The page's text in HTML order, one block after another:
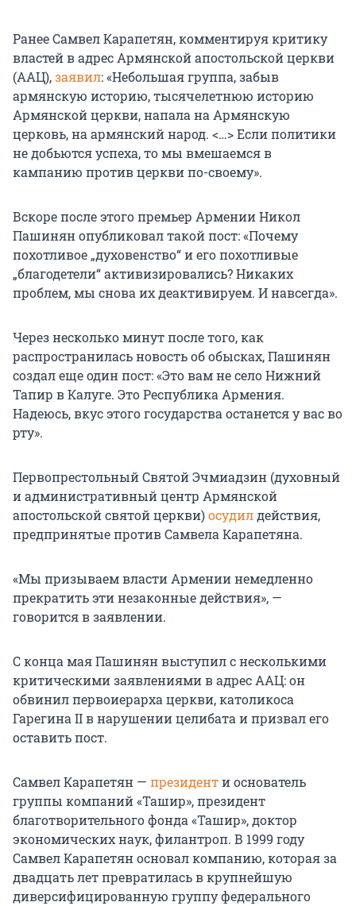
Ранее Самвел Карапетян, комментируя критику
властей в адрес Армянской апостольской церкви
(ААЦ),заявил: «Небольшая группа, забыв
армянскую историю, тысячелетнюю историю
Армянской церкви, напала на Армянскую
церковь, на армянский народ. <…> Если политики
не добьются успеха, то мы вмешаемся в
кампанию против церкви по-своему».
Вскоре после этого премьер Армении Никол
Пашинян опубликовал такой пост: «Почему
похотливое „духовенство“ и его похотливые
„благодетели“ активизировались? Никаких
проблем, мы снова их деактивируем. И навсегда».
Через несколько минут после того, как
распространилась новость об обысках, Пашинян
создал еще один пост: «Это вам не село Нижний
Тапир в Калуге. Это Республика Армения.
Надеюсь, вкус этого государства останется у вас во
рту».
Первопрестольный Святой Эчмиадзин (духовный
и административный центр Армянской
апостольской святой церкви)осудилдействия,
предпринятые против Самвела Карапетяна.
«Мы призываем власти Армении немедленно
прекратить эти незаконные действия», —
говорится в заявлении.
С конца мая Пашинян выступил с несколькими
критическими заявлениями в адрес ААЦ: он
обвинил первоиерарха церкви, католикоса
Гарегина II в нарушении целибата и призвал его
оставить пост.
Самвел Карапетян — президенти основатель
группы компаний «Ташир», президент
благотворительного фонда «Ташир», доктор
экономических наук, филантроп. В 1999 году
Самвел Карапетян основал компанию, которая за
двадцать лет превратилась в крупнейшую
диверсифицированную группу федерального